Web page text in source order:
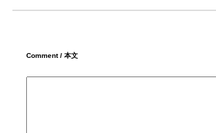
Comment / 本文